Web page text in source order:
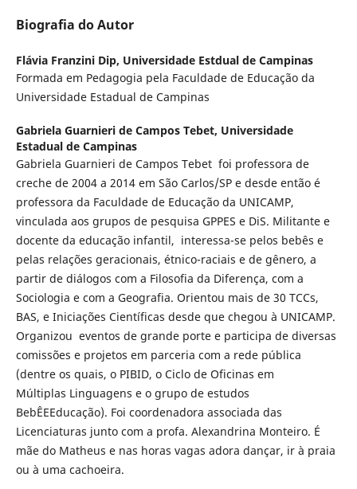
Biografia do Autor
Flávia Franzini Dip, Universidade Estdual de Campinas
Formada em Pedagogia pela Faculdade de Educação da
Universidade Estadual de Campinas
Gabriela Guarnieri de Campos Tebet, Universidade
Estadual de Campinas
Gabriela Guarnieri de Campos Tebet foi professora de
creche de 2004 a 2014 em São Carlos/SP e desde então é
professora da Faculdade de Educação da UNICAMP,
vinculada aos grupos de pesquisa GPPES e DiS. Militante e
docente da educação infantil, interessa-se pelos bebês e
pelas relações geracionais, étnico-raciais e de gênero, a
partir de diálogos com a Filosofia da Diferença, com a
Sociologia e com a Geografia. Orientou mais de 30 TCCs,
BAS, e Iniciações Científicas desde que chegou à UNICAMP.
Organizou eventos de grande porte e participa de diversas
comissões e projetos em parceria com a rede pública
(dentre os quais, o PIBID, o Ciclo de Oficinas em
Múltiplas Linguagens e o grupo de estudos
BebÊEEducação). Foi coordenadora associada das
Licenciaturas junto com a profa. Alexandrina Monteiro. É
mãe do Matheus e nas horas vagas adora dançar, ir à praia
ou à uma cachoeira.